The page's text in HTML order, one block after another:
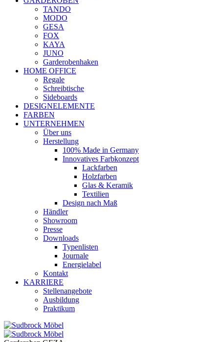
TANDO
MODO
GESA
FOX
KAYA
JUNO
Garderobenhaken
HOME OFFICE
Regale
Schreibtische
Sideboards
DESIGNELEMENTE
FARBEN
UNTERNEHMEN
Über uns
Herstellung
100% Made in Germany
Innovatives Farbkonzept
Lackfarben
Holzfarben
Glas & Keramik
Textilien
Design nach Maß
Händler
Showroom
Presse
Downloads
Typenlisten
Journale
Energielabel
Kontakt
KARRIERE
Stellenangebote
Ausbildung
Praktikum